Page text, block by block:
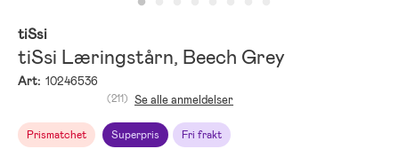
tiSsi
tiSsi Læringstårn, Beech Grey
Art: 10246536
Prismatchet Superpris Fri frakt
(211) Se alle anmeldelser